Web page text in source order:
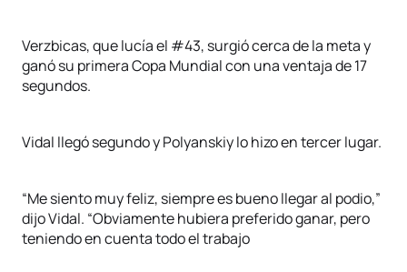
Verzbicas, que lucía el #43, surgió cerca de la meta y
ganó su primera Copa Mundial con una ventaja de 17
segundos.
Vidal llegó segundo y Polyanskiy lo hizo en tercer lugar.
“Me siento muy feliz, siempre es bueno llegar al podio,”
dijo Vidal. “Obviamente hubiera preferido ganar, pero
teniendo en cuenta todo el trabajo